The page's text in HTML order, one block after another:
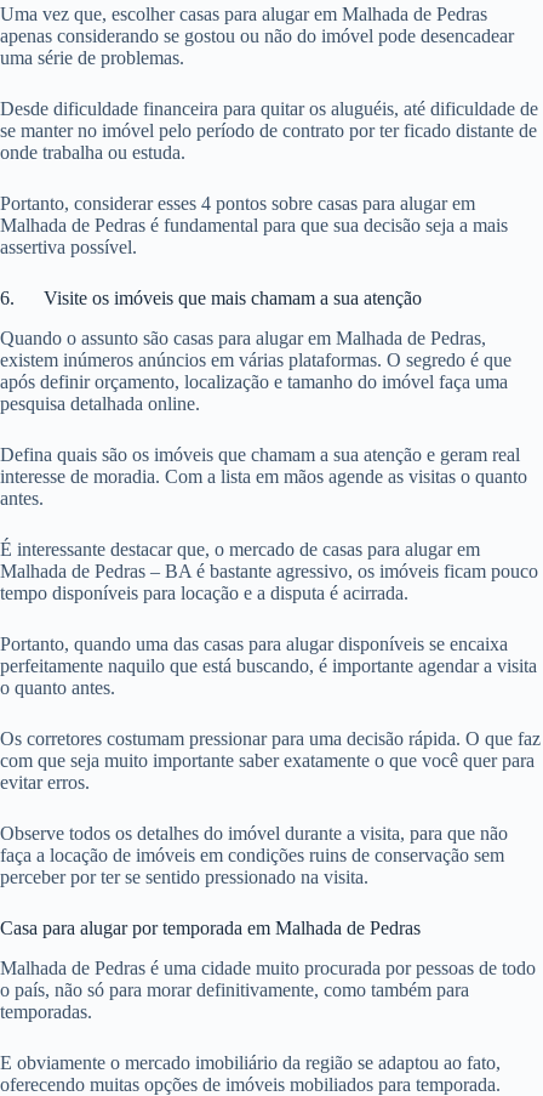
Uma vez que, escolher casas para alugar em Malhada de Pedras
apenas considerando se gostou ou não do imóvel pode desencadear
uma série de problemas.
Desde dificuldade financeira para quitar os aluguéis, até dificuldade de
se manter no imóvel pelo período de contrato por ter ficado distante de
onde trabalha ou estuda.
Portanto, considerar esses 4 pontos sobre casas para alugar em
Malhada de Pedras é fundamental para que sua decisão seja a mais
assertiva possível.
6. Visite os imóveis que mais chamam a sua atenção
Quando o assunto são casas para alugar em Malhada de Pedras,
existem inúmeros anúncios em várias plataformas. O segredo é que
após definir orçamento, localização e tamanho do imóvel faça uma
pesquisa detalhada online.
Defina quais são os imóveis que chamam a sua atenção e geram real
interesse de moradia. Com a lista em mãos agende as visitas o quanto
antes.
É interessante destacar que, o mercado de casas para alugar em
Malhada de Pedras – BA é bastante agressivo, os imóveis ficam pouco
tempo disponíveis para locação e a disputa é acirrada.
Portanto, quando uma das casas para alugar disponíveis se encaixa
perfeitamente naquilo que está buscando, é importante agendar a visita
o quanto antes.
Os corretores costumam pressionar para uma decisão rápida. O que faz
com que seja muito importante saber exatamente o que você quer para
evitar erros.
Observe todos os detalhes do imóvel durante a visita, para que não
faça a locação de imóveis em condições ruins de conservação sem
perceber por ter se sentido pressionado na visita.
Casa para alugar por temporada em Malhada de Pedras
Malhada de Pedras é uma cidade muito procurada por pessoas de todo
o país, não só para morar definitivamente, como também para
temporadas.
E obviamente o mercado imobiliário da região se adaptou ao fato,
oferecendo muitas opções de imóveis mobiliados para temporada.